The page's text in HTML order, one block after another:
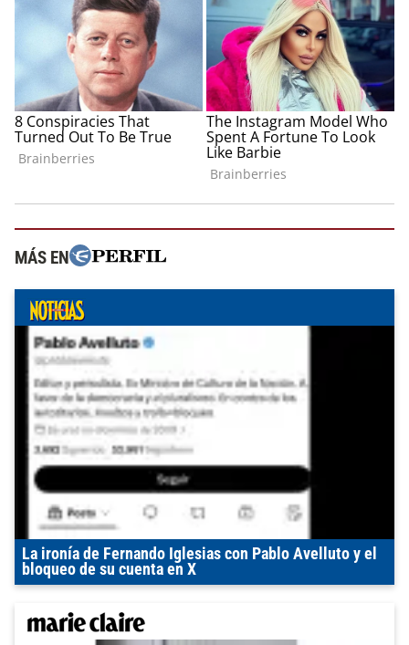
MÁS EN
La ironía de Fernando Iglesias con Pablo Avelluto y el
bloqueo de su cuenta en X